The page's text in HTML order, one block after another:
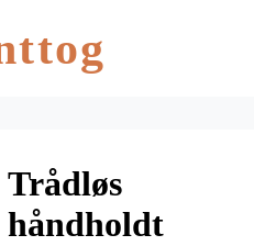
Trådløs
håndholdt